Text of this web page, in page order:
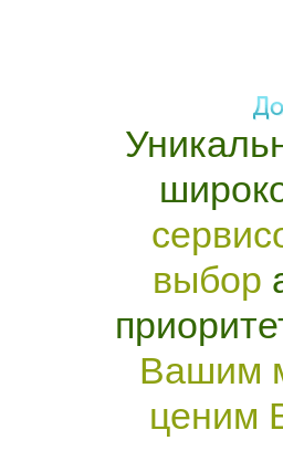
выбор
Вашим
ценим